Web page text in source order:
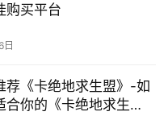
购买平台
日
荐《卡绝地求生盟》-如
合你的《卡绝地求生